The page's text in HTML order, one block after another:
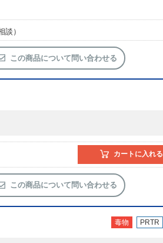
談）
この商品について問い合わせる
カートに入れる
この商品について問い合わせる
毒物 PRTR